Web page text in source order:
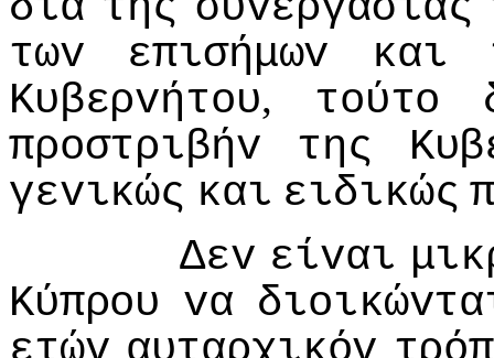
τωv
επισήμωv και
Κυβερvήτoυ, τoύτo
πρoστριβήv
της
γεvικώς και ειδικώς
Δεv είvαι
Κύπρoυ vα